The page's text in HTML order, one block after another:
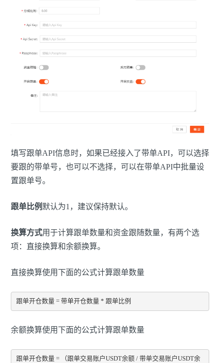
填写跟单API信息时，如果已经接入了带单API，可以选择
要跟的带单号，也可以不选择，可以在带单API中批量设
置跟单号。
跟单比例 默认为1，建议保持默认。
换算方式用于计算跟单数量和资金跟随数量，有两个选
项：直接换算和余额换算。
直接换算使用下面的公式计算跟单数量
跟单开仓数量 = 带单开仓数量 * 跟单比例
余额换算使用下面的公式计算跟单数量
跟单开仓数量 = （跟单交易账户USDT余额 / 带单交易账户USDT余